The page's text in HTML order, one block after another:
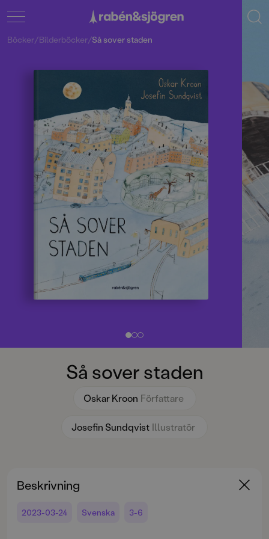
Så sover staden
Oskar Kroon Författare
Josefin Sundqvist Illustratör
Böcker/Bilderböcker/Så sover staden
Beskrivning
2023-03-24 Svenska 3-6